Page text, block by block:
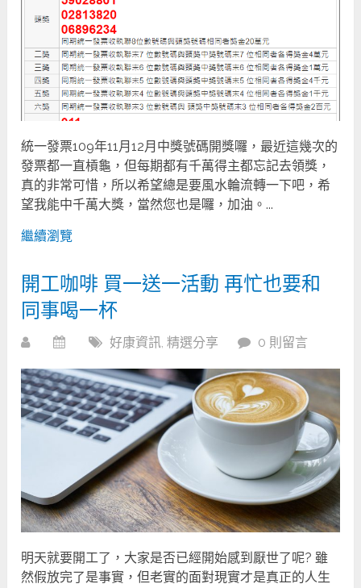
統一發票109年11月12月中獎號碼開獎囉，最近這幾次的
發票都一直槓龜，但每期都有千萬得主都忘記去領獎，
真的非常可惜，所以希望總是要風水輪流轉一下吧，希
望我能中千萬大獎，當然您也是囉，加油。...
繼續瀏覽
開工咖啡 買一送一活動 再忙也要和
同事喝一杯
好康資訊 ,精選分享 0 則留言
明天就要開工了，大家是否已經開始感到厭世了呢? 雖
然假放完了是事實，但老實的面對現實才是真正的人生